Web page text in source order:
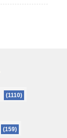
(1110)
(159)